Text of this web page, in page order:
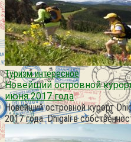
Туризм интересное
Новейший островной
июня 2017 года
Новейший островной курорт
2017 года. Dhigali в